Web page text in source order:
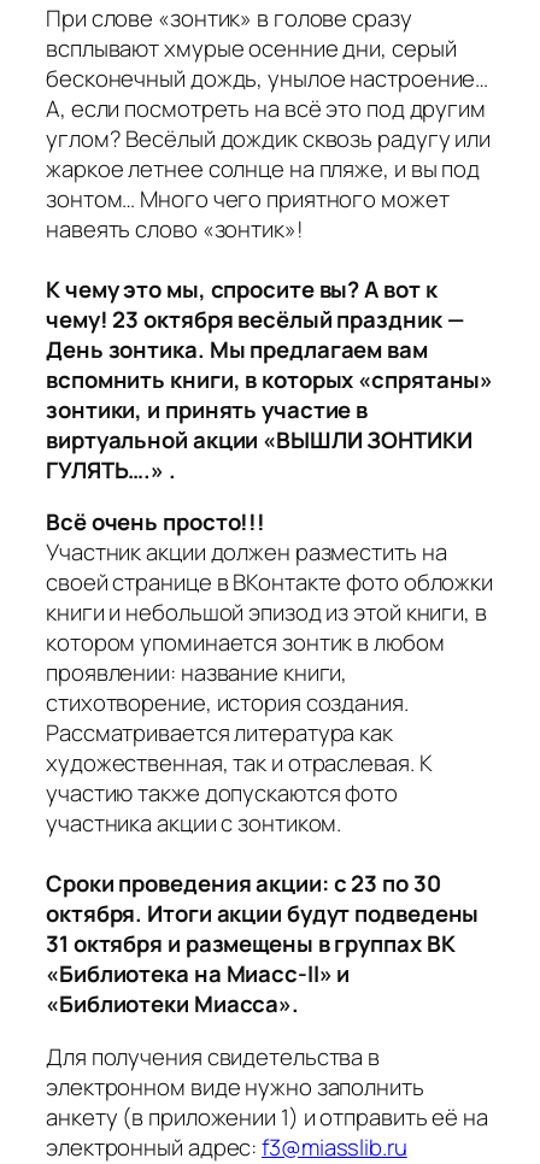
При слове «зонтик» в голове сразу
всплывают хмурые осенние дни, серый
бесконечный дождь, унылое настроение…
А, если посмотреть на всё это под другим
углом? Весёлый дождик сквозь радугу или
жаркое летнее солнце на пляже, и вы под
зонтом… Много чего приятного может
навеять слово «зонтик»!
К чему это мы, спросите вы? А вот к
чему! 23 октября весёлый праздник —
День зонтика. Мы предлагаем вам
вспомнить книги, в которых «спрятаны»
зонтики, и принять участие в
виртуальной акции «ВЫШЛИ ЗОНТИКИ
ГУЛЯТЬ….» .
Всё очень просто!!!
Участник акции должен разместить на
своей странице в ВКонтакте фото обложки
книги и небольшой эпизод из этой книги, в
котором упоминается зонтик в любом
проявлении: название книги,
стихотворение, история создания.
Рассматривается литература как
художественная, так и отраслевая. К
участию также допускаются фото
участника акции с зонтиком.
Сроки проведения акции: с 23 по 30
октября. Итоги акции будут подведены
31 октября и размещены в группах ВК
«Библиотека на Миасс-II» и
«Библиотеки Миасса».
Для получения свидетельства в
электронном виде нужно заполнить
анкету (в приложении 1) и отправить её на
электронный адрес:f3@miasslib.ru